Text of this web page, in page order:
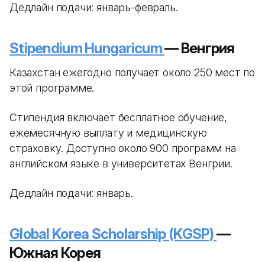
Дедлайн подачи: январь-февраль.
Stipendium Hungaricum— Венгрия
Казахстан ежегодно получает около 250 мест по
этой программе.
Стипендия включает бесплатное обучение,
ежемесячную выплату и медицинскую
страховку. Доступно около 900 программ на
английском языке в университетах Венгрии.
Дедлайн подачи: январь.
Global Korea Scholarship (KGSP)—
Южная Корея